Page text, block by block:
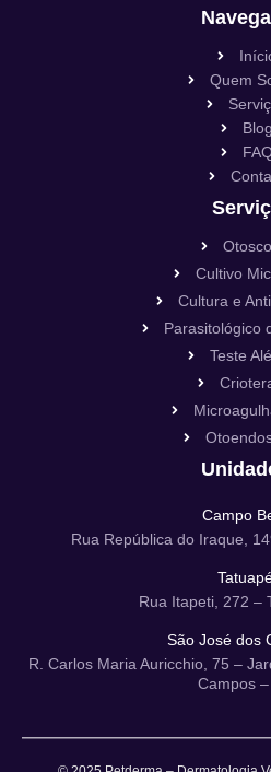
Quem
Blog
Cultivo
Cultura e
Parasitológico
Teste
Campo
Rua República do Iraque,
Rua Itapeti, 272 –
São José dos
R. Carlos Maria Auricchio, 75 –
Campos –